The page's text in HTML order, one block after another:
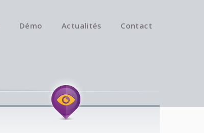
Démo Actualités Contact
Available on iOS & Android.